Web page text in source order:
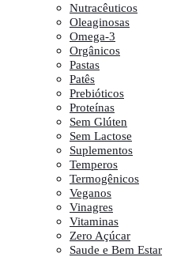
Nutracêuticos
Oleaginosas
Omega-3
Orgânicos
Pastas
Patês
Prebióticos
Proteínas
Sem Glúten
Sem Lactose
Suplementos
Temperos
Termogênicos
Veganos
Vinagres
Vitaminas
Zero Açúcar
Saude e Bem Estar